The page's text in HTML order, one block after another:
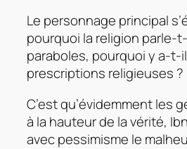
Le personnage principal
pourquoi la religion parle-
paraboles, pourquoi y a-t-
prescriptions religieuses ?
C’est qu’évidemment les
à la hauteur de la vérité,
avec pessimisme le